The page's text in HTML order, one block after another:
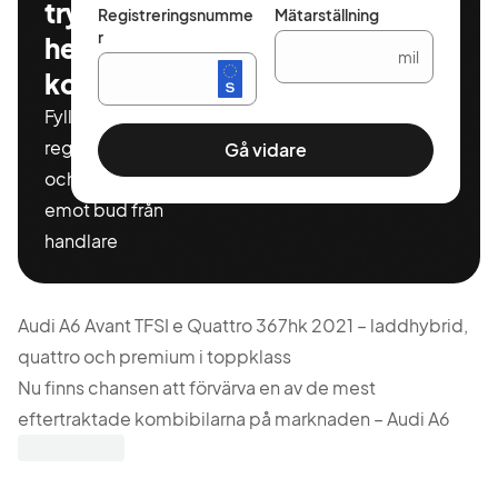
tryggt och
helt
kostnadsfritt
Fyll i ditt
registeringnummer
och miltal för att ta
emot bud från
handlare
Registreringsnumme
r
Mätarställning
mil
Gå vidare
Audi A6 Avant TFSI e Quattro 367hk 2021 – laddhybrid,
quattro och premium i toppklass
Nu finns chansen att förvärva en av de mest
eftertraktade kombibilarna på marknaden – Audi A6